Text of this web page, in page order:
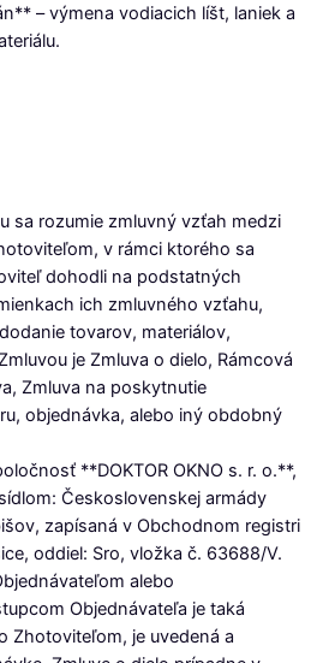
– výmena vodiacich líšt, laniek a
sa rozumie zmluvný vzťah medzi
v rámci ktorého sa
dohodli na podstatných
ich zmluvného vzťahu,
tovarov, materiálov,
je Zmluva o dielo, Rámcová
Zmluva na poskytnutie
objednávka, alebo iný obdobný
**DOKTOR OKNO s. r. o.**,
Československej armády
zapísaná v Obchodnom registri
oddiel: Sro, vložka č. 63688/V.
alebo
Objednávateľa je taká
Zhotoviteľom, je uvedená a